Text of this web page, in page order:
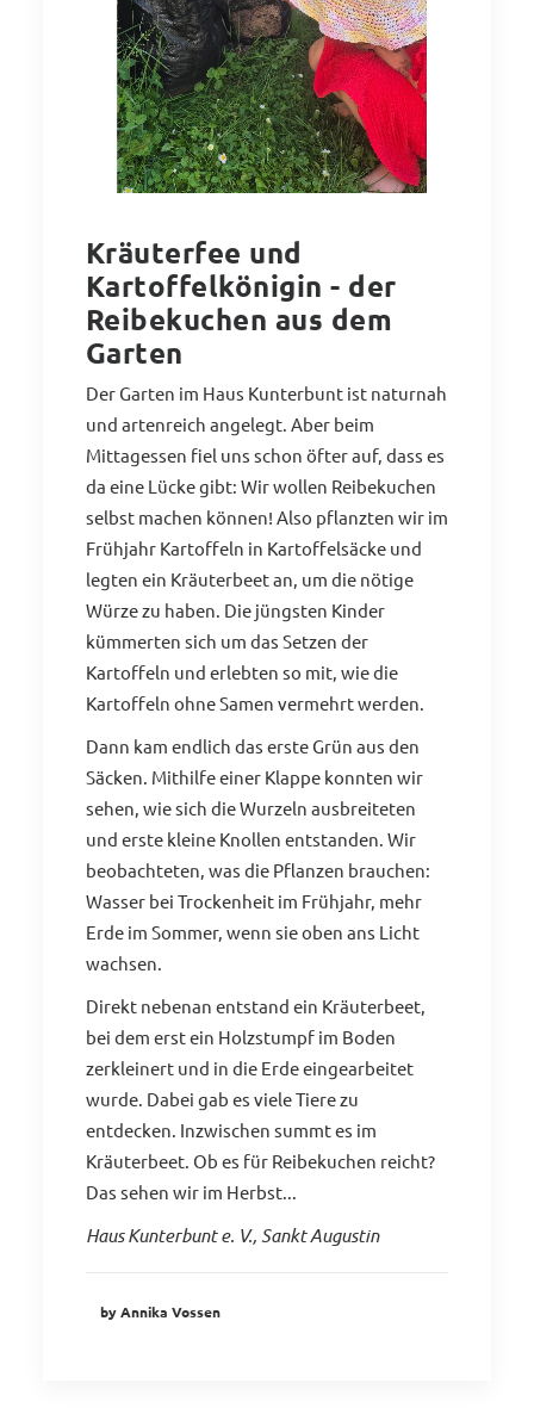
Kräuterfee und
Kartoffelkönigin - der
Reibekuchen aus dem
Garten
Der Garten im Haus Kunterbunt ist naturnah
und artenreich angelegt. Aber beim
Mittagessen fiel uns schon öfter auf, dass es
da eine Lücke gibt: Wir wollen Reibekuchen
selbst machen können! Also pflanzten wir im
Frühjahr Kartoffeln in Kartoffelsäcke und
legten ein Kräuterbeet an, um die nötige
Würze zu haben. Die jüngsten Kinder
kümmerten sich um das Setzen der
Kartoffeln und erlebten so mit, wie die
Kartoffeln ohne Samen vermehrt werden.
Dann kam endlich das erste Grün aus den
Säcken. Mithilfe einer Klappe konnten wir
sehen, wie sich die Wurzeln ausbreiteten
und erste kleine Knollen entstanden. Wir
beobachteten, was die Pflanzen brauchen:
Wasser bei Trockenheit im Frühjahr, mehr
Erde im Sommer, wenn sie oben ans Licht
wachsen.
Direkt nebenan entstand ein Kräuterbeet,
bei dem erst ein Holzstumpf im Boden
zerkleinert und in die Erde eingearbeitet
wurde. Dabei gab es viele Tiere zu
entdecken. Inzwischen summt es im
Kräuterbeet. Ob es für Reibekuchen reicht?
Das sehen wir im Herbst...
Haus Kunterbunt e. V., Sankt Augustin
by Annika Vossen